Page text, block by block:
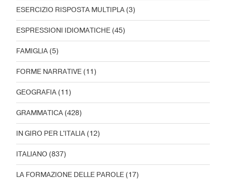
ESERCIZIO RISPOSTA MULTIPLA (3)
ESPRESSIONI IDIOMATICHE (45)
FAMIGLIA (5)
FORME NARRATIVE (11)
GEOGRAFIA (11)
GRAMMATICA (428)
IN GIRO PER L'ITALIA (12)
ITALIANO (837)
LA FORMAZIONE DELLE PAROLE (17)